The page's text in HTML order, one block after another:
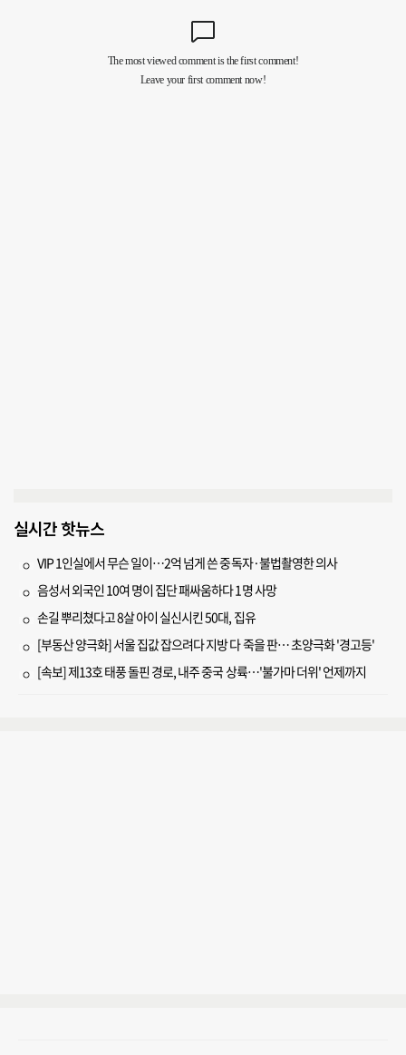
실시간 핫뉴스
VIP 1인실에서 무슨 일이…2억 넘게 쓴 중독자·불법촬영한 의사
음성서 외국인 10여 명이 집단 패싸움하다 1명 사망
손길 뿌리쳤다고 8살 아이 실신시킨 50대, 집유
[부동산 양극화] 서울 집값 잡으려다 지방 다 죽을 판… 초양극화 '경고등'
[속보] 제13호 태풍 돌핀 경로, 내주 중국 상륙…'불가마 더위' 언제까지